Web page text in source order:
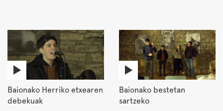
Baionako Herriko etxearen
debekuak
Baionako bestetan
sartzeko